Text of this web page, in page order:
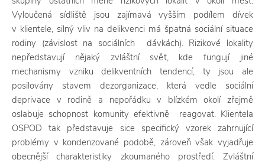
Vyloučená sídliště jsou zajímavá vyšším podílem dívek
v klientele, silný vliv na delikvenci má špatná sociální situace
rodiny (závislost na sociálních dávkách). Rizikové lokality
nepředstavují nějaký zvláštní svět, kde fungují jiné
mechanismy vzniku delikventních tendencí, ty jsou ale
posilovány stavem dezorganizace, která vedle sociální
deprivace v rodině a nepořádku v blízkém okolí zřejmě
oslabuje schopnost komunity efektivně reagovat. Klientela
OSPOD tak představuje sice specifický vzorek zahrnující
problémy v kondenzované podobě, zároveň však vyjadřuje
obecnější charakteristiky zkoumaného prostředí. Zvláštní